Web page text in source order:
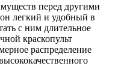
перед другими
легкий и удобный в
с ним длительное
краскопульт
распределение